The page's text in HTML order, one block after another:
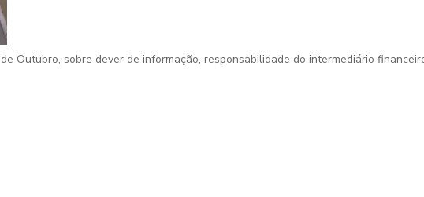
Outubro, sobre dever de informação, responsabilidade do intermediário